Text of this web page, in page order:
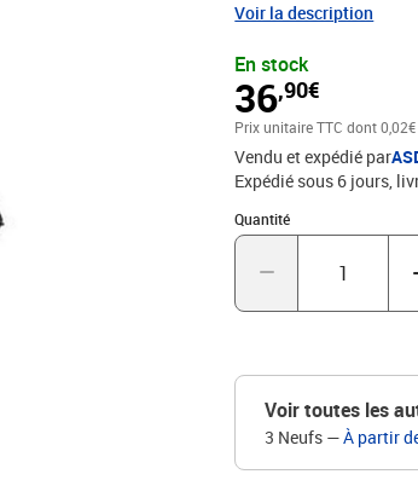
Voir la description
En stock
36,90€
Prix unitaire TTCdont
Vendu et expédié par
Expédié sous 6 jours
Quantité
Quantité : 1
Voir toutes les
3 Neufs —À partir